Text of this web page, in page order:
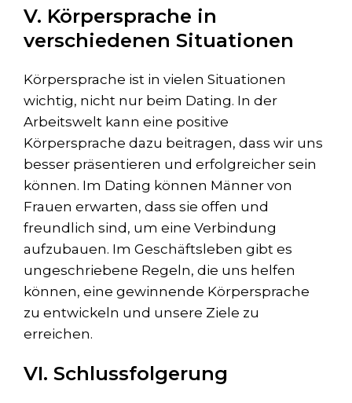
V. Körpersprache in
verschiedenen Situationen
Körpersprache ist in vielen Situationen
wichtig, nicht nur beim Dating. In der
Arbeitswelt kann eine positive
Körpersprache dazu beitragen, dass wir uns
besser präsentieren und erfolgreicher sein
können. Im Dating können Männer von
Frauen erwarten, dass sie offen und
freundlich sind, um eine Verbindung
aufzubauen. Im Geschäftsleben gibt es
ungeschriebene Regeln, die uns helfen
können, eine gewinnende Körpersprache
zu entwickeln und unsere Ziele zu
erreichen.
VI. Schlussfolgerung